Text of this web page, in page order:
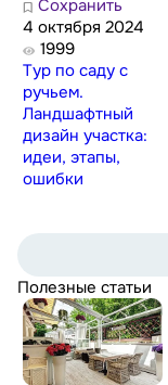
Сохранить
4 октября 2024
1999
Тур по саду с
ручьем.
Ландшафтный
дизайн участка:
идеи, этапы,
ошибки
Полезные статьи